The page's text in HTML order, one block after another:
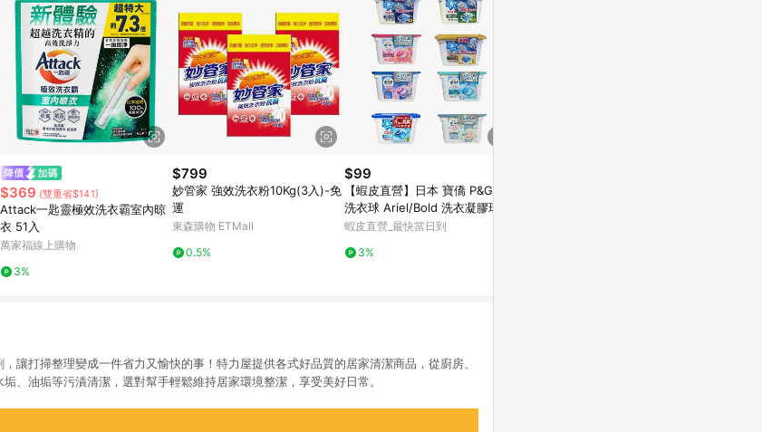
$369 (雙重省$141)
Attack一匙靈極效洗衣霸室內晾
衣 51入
萬家福線上購物
3%
$799
妙管家 強效洗衣粉10Kg(3入)-免
運
東森購物 ETMall
0.5%
$99
【蝦皮直營】日本 寶僑 P&G 4D
洗衣球 Ariel/Bold 洗衣凝膠球 盒
裝 2026款
蝦皮直營_最快當日到
3%
讓打掃整理變成一件省力又愉快的事！特力屋提供各式好品質的居家清潔商品，從廚房、
、油垢等污漬清潔，選對幫手輕鬆維持居家環境整潔，享受美好日常。